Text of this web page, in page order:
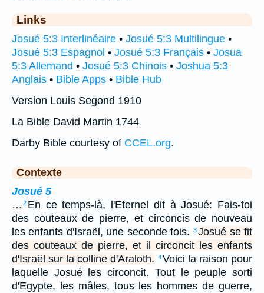
Links
Josué 5:3 Interlinéaire • Josué 5:3 Multilingue •
Josué 5:3 Espagnol • Josué 5:3 Français • Josua
5:3 Allemand • Josué 5:3 Chinois • Joshua 5:3
Anglais • Bible Apps • Bible Hub
Version Louis Segond 1910
La Bible David Martin 1744
Darby Bible courtesy of CCEL.org.
Contexte
Josué 5
… 2 En ce temps-là, l'Eternel dit à Josué: Fais-toi
des couteaux de pierre, et circoncis de nouveau
les enfants d'Israël, une seconde fois.
3Josué se fit
des couteaux de pierre, et il circoncit les enfants
d'Israël sur la colline d'Araloth. 4Voici la raison pour
laquelle Josué les circoncit. Tout le peuple sorti
d'Egypte, les mâles, tous les hommes de guerre,